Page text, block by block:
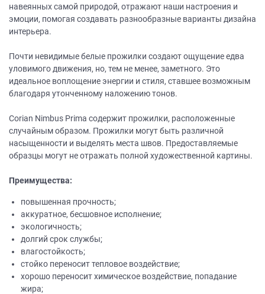
навеянных самой природой, отражают наши настроения и
эмоции, помогая создавать разнообразные варианты дизайна
интерьера.
Почти невидимые белые прожилки создают ощущение едва
уловимого движения, но, тем не менее, заметного. Это
идеальное воплощение энергии и стиля, ставшее возможным
благодаря утонченному наложению тонов.
Corian Nimbus Prima содержит прожилки, расположенные
случайным образом. Прожилки могут быть различной
насыщенности и выделять места швов. Предоставляемые
образцы могут не отражать полной художественной картины.
Преимущества:
повышенная прочность;
аккуратное, бесшовное исполнение;
экологичность;
долгий срок службы;
влагостойкость;
стойко переносит тепловое воздействие;
хорошо переносит химическое воздействие, попадание
жира;